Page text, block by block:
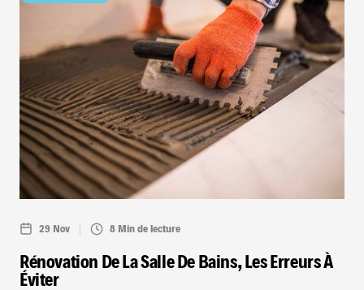
29 Nov 8 Min de lecture
Rénovation De La Salle De Bains, Les Erreurs À
Éviter